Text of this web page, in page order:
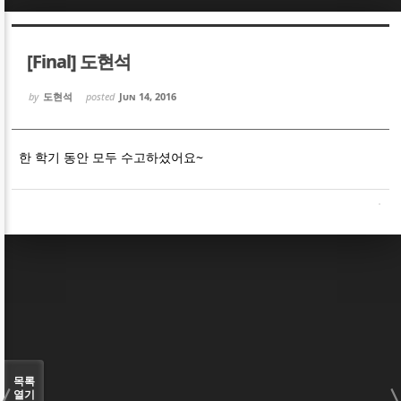
[Final] 도현석
by 도현석 posted Jun 14, 2016
한 학기 동안 모두 수고하셨어요~
목록
열기
Sketchbook5, 스케치북5
Sketchbook5, 스케치북5
Sketchbook5, 스케치북5
Sketchbook5, 스케치북5